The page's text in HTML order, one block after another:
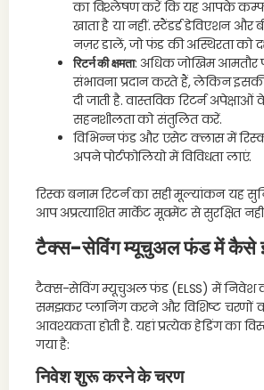
का विश्लेषण करें कि यह आपके
खाता है या नहीं. स्टैंडर्ड डेविएशन और
नज़र डालें, जो फंड की अस्थिरता को
रिटर्न की क्षमता: अधिक जोखिम आमतौर
संभावना प्रदान करते हैं, लेकिन इसकी
दी जाती है. वास्तविक रिटर्न
सहनशीलता को संतुलित करें.
विभिन्न फंड और एसेट क्लास में
अपने पोर्टफोलियो में विविधता लाएं.
रिस्क बनाम रिटर्न का सही मूल्यांकन यह
आप अप्रत्याशित मार्केट मूवमेंट से सुरक्षित
टैक्स-सेविंग म्यूचुअल फंड में कैसे
टैक्स-सेविंग म्यूचुअल फंड (ELSS) में
समझकर प्लानिंग करने और विशिष्ट चरणों
आवश्यकता होती है. यहां प्रत्येक हेडिंग का
गया है:
निवेश शुरू करने के चरण